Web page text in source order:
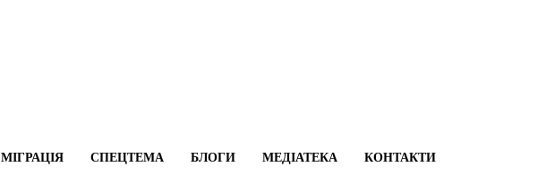
МІГРАЦІЯ СПЕЦТЕМА БЛОГИ МЕДІАТЕКА КОНТАКТИ